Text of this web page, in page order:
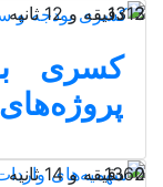
2 دقیقه و 12 ثانیه
1313
کسری
2 دقیقه و 14 ثانیه
1360